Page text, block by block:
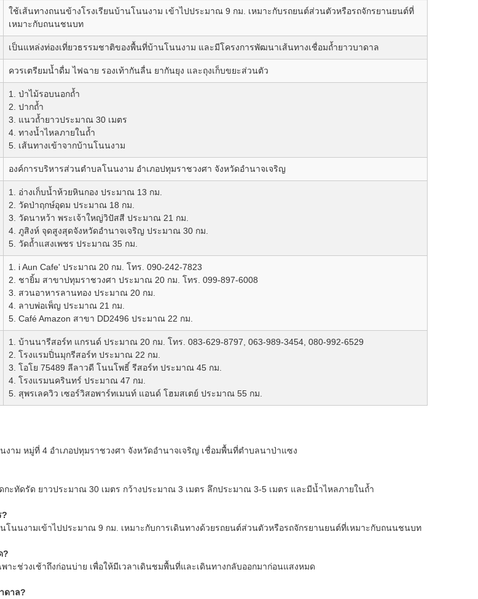
ใช้เส้นทางถนนข้างโรงเรียนบ้านโนนงาม เข้าไปประมาณ 9 กม. เหมาะกับรถยนต์ส่วนตัวหรือรถจักรยานยนต์ที่
เหมาะกับถนนชนบท
เป็นแหล่งท่องเที่ยวธรรมชาติของพื้นที่บ้านโนนงาม และมีโครงการพัฒนาเส้นทางเชื่อมถ้ำยาวบาดาล
ควรเตรียมน้ำดื่ม ไฟฉาย รองเท้ากันลื่น ยากันยุง และถุงเก็บขยะส่วนตัว
1. ป่าไม้รอบนอกถ้ำ
2. ปากถ้ำ
3. แนวถ้ำยาวประมาณ 30 เมตร
4. ทางน้ำไหลภายในถ้ำ
5. เส้นทางเข้าจากบ้านโนนงาม
องค์การบริหารส่วนตำบลโนนงาม อำเภอปทุมราชวงศา จังหวัดอำนาจเจริญ
1. อ่างเก็บน้ำห้วยหินกอง ประมาณ 13 กม.
2. วัดป่าฤกษ์อุดม ประมาณ 18 กม.
3. วัดนาหว้า พระเจ้าใหญ่วิปัสสี ประมาณ 21 กม.
4. ภูสิงห์ จุดสูงสุดจังหวัดอำนาจเจริญ ประมาณ 30 กม.
5. วัดถ้ำแสงเพชร ประมาณ 35 กม.
1. i Aun Cafe' ประมาณ 20 กม. โทร. 090-242-7823
2. ชายิ้ม สาขาปทุมราชวงศา ประมาณ 20 กม. โทร. 099-897-6008
3. สวนอาหารลานทอง ประมาณ 20 กม.
4. ลาบพ่อเพ็ญ ประมาณ 21 กม.
5. Café Amazon สาขา DD2496 ประมาณ 22 กม.
1. บ้านนารีสอร์ท แกรนด์ ประมาณ 20 กม. โทร. 083-629-8797, 063-989-3454, 080-992-6529
2. โรงแรมปิ่นมุกรีสอร์ท ประมาณ 22 กม.
3. โอโย 75489 ลีลาวดี โนนโพธิ์ รีสอร์ท ประมาณ 45 กม.
4. โรงแรมนครินทร์ ประมาณ 47 กม.
5. สุพรเลควิว เซอร์วิสอพาร์ทเมนท์ แอนด์ โฮมสเตย์ ประมาณ 55 กม.
าม หมู่ที่ 4 อำเภอปทุมราชวงศา จังหวัดอำนาจเจริญ เชื่อมพื้นที่ตำบลนาป่าแซง
ะทัดรัด ยาวประมาณ 30 เมตร กว้างประมาณ 3 เมตร ลึกประมาณ 3-5 เมตร และมีน้ำไหลภายในถ้ำ
?
โนนงามเข้าไปประมาณ 9 กม. เหมาะกับการเดินทางด้วยรถยนต์ส่วนตัวหรือรถจักรยานยนต์ที่เหมาะกับถนนชนบท
?
าะช่วงเช้าถึงก่อนบ่าย เพื่อให้มีเวลาเดินชมพื้นที่และเดินทางกลับออกมาก่อนแสงหมด
ดาล?